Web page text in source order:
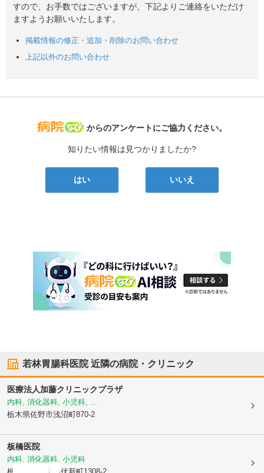
すので、お手数ではございますが、下記よりご連絡をいただけ
ますようお願いいたします。
掲載情報の修正・追加・削除のお問い合わせ
上記以外のお問い合わせ
病院なび
からのアンケートにご協力ください。
知りたい情報は見つかりましたか?
はい いいえ
若林胃腸科医院近隣の病院・クリニック
医療法人加藤クリニックプラザ
内科, 消化器科, 小児科, ...
栃木県佐野市浅沼町870-2
板橋医院
内科, 消化器科, 小児科